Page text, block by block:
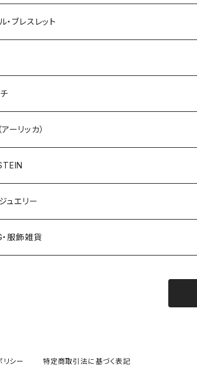
レット
・ブレスレット
ーリッカ）
ュエリー
服飾雑貨
リシー 特定商取引法に基づく表記